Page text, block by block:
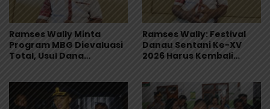
Ramses Wally Minta
Program MBG Dievaluasi
Total, Usul Dana
Ramses Wally: Festival
Danau Sentani Ke-XV
2026 Harus Kembali